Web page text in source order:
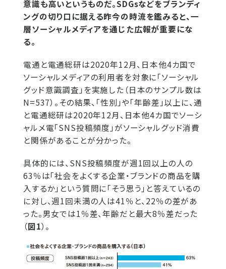
意識も高いというものだ。SDGsなどをブランディ
ングの切り口に据える昨今の時流を鑑みると、一
層ソーシャルメディアを通じた広報が重要にな
る。
電通と電通総研は2020年12月、日本他4カ国で
ソーシャルメディアの利用者を対象に「ソーシャル
グッド意識調査」を実施した（日本のサンプル数は
N=537）。その結果、「性別」や「年齢差」以上に、通
と電通総研は2020年12月、日本他4カ国でソーシ
ャルメ電「SNS投稿頻度」がソーシャルグッド消費
と関係があることが分かった。
具体的には、SNS投稿頻度が週1回以上の人の
63％は「社会をよくする企業・ブランドの商品を購
入するか」という質問に「そう思う」と答えているの
に対し、週1回未満の人は41％と、22％の差があ
った。男女では1％差、年齢だと最大8％差だった
（図1）。